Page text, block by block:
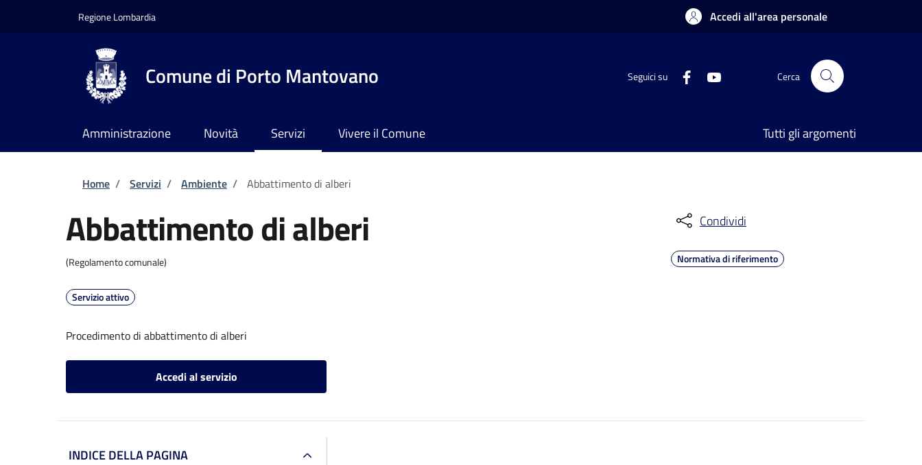
Regione Lombardia Accedi all'area personale
Comune di Porto Mantovano Seguici su Cerca
Amministrazione Novità Servizi Vivere il Comune Tutti gli argomenti
Briciole di pane
Home / Servizi / Ambiente / Abbattimento di alberi
Abbattimento di alberi
(Regolamento comunale)
Servizio attivo
Procedimento di abbattimento di alberi
Accedi al servizio
Condividi
Normativa di riferimento
INDICE DELLA PAGINA